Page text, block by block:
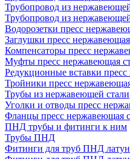
Трубопровод из
Трубопровод из
Водорозетки пресс
Заглушки пресс нержавеющая
Компенсаторы пресс
Муфты пресс нержавеющая
Редукционные вставки
Тройники пресс
Трубы из нержавеющей стали
Уголки и отводы пресс
Фланцы пресс нержавеющая
ПНД трубы и фитинги к ним
Трубы ПНД
Фитинги для труб ПНД